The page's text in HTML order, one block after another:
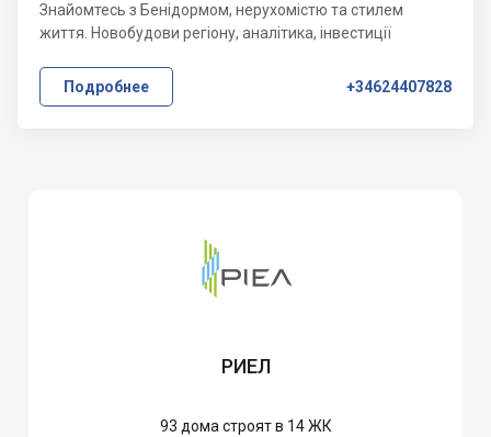
Знайомтесь з Бенідормом, нерухомістю та стилем
життя. Новобудови регіону, аналітика, інвестиції
Подробнее +34624407828
РИЕЛ
93 дома строят в 14 ЖК